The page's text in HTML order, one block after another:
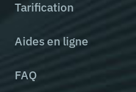
Tarification
Aides en ligne
FAQ